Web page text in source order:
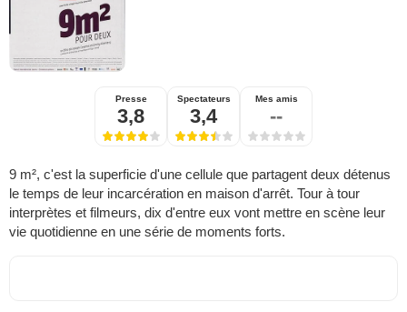
Presse
3,8
Spectateurs
3,4
Mes amis
--
9 m², c'est la superficie d'une cellule que partagent deux détenus
le temps de leur incarcération en maison d'arrêt. Tour à tour
interprètes et filmeurs, dix d'entre eux vont mettre en scène leur
vie quotidienne en une série de moments forts.